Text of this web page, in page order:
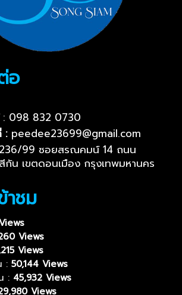
อ
: 098 832 0730
: peedee23699@gmail.com
236/99 ซอยสรณคมน์ 14 ถนน
น เขตดอนเมือง กรุงเทพมหานคร
าชม
Views
Views
: 50,144 Views
: 45,932 Views
Views